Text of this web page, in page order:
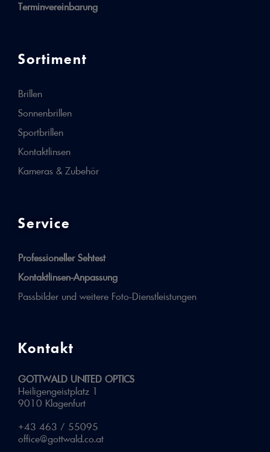
Terminvereinbarung
Sortiment
Brillen
Sonnenbrillen
Sportbrillen
Kontaktlinsen
Kameras & Zubehör
Service
Professioneller Sehtest
Kontaktlinsen-Anpassung
Passbilder und weitere Foto-Dienstleistungen
Kontakt
GOTTWALD UNITED OPTICS
Heiligengeistplatz 1
9010 Klagenfurt
+43 463 / 55095
office@gottwald.co.at